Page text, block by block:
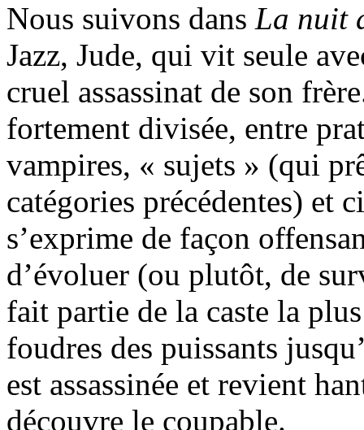
Nous suivons dans La nuit
Jazz, Jude, qui vit seule
cruel assassinat de son
fortement divisée, entre
vampires, « sujets » (qui
catégories précédentes) et
s’exprime de façon
d’évoluer (ou plutôt, de
fait partie de la caste la
foudres des puissants
est assassinée et revient
découvre le coupable.